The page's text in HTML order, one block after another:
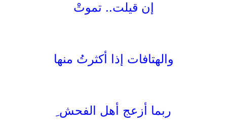
إن قيلت.. تموتْ
والهتافات إذا أكثرتُ منها
ربما أزعج أهل الفحش ِ